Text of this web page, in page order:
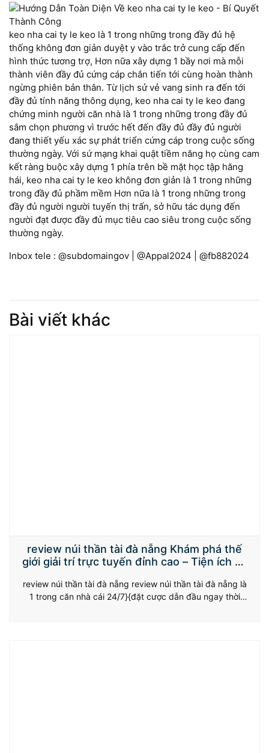
keo nha cai ty le keo là 1 trong những trong đầy đủ hệ
thống không đơn giản duyệt y vào trắc trở cung cấp đến
hình thức tương trợ, Hơn nữa xây dựng 1 bầy nơi mà mỗi
thành viên đầy đủ cứng cáp chắn tiến tới cùng hoàn thành
ngừng phiên bản thân. Từ lịch sử vẻ vang sinh ra đến tới
đầy đủ tính năng thông dụng, keo nha cai ty le keo đang
chứng minh người căn nhà là 1 trong những trong đầy đủ
sắm chọn phương vì trước hết đến đầy đủ đầy đủ người
đang thiết yếu xác sự phát triển cứng cáp trong cuộc sống
thường ngày. Với sứ mạng khai quật tiềm năng họ cùng cam
kết ràng buộc xây dựng 1 phía trên bề mặt học tập hăng
hái, keo nha cai ty le keo không đơn giản là 1 trong những
trong đầy đủ phầm mềm Hơn nữa là 1 trong những trong
đầy đủ người người tuyến thị trấn, sở hữu tác dụng đến
người đạt được đầy đủ mục tiêu cao siêu trong cuộc sống
thường ngày.
Inbox tele : @subdomaingov | @Appal2024 | @fb882024
Bài viết khác
review núi thần tài đà nẵng Khám phá thế
giới giải trí trực tuyến đỉnh cao – Tiện ích và
review núi thần tài đà nẵng review núi thần tài đà nẵng là
1 trong căn nhà cái 24/7}{đặt cược dẫn đầu ngay thời